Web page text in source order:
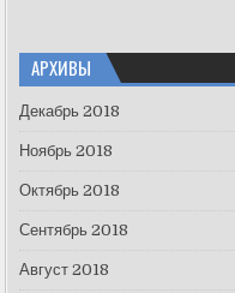
АРХИВЫ
Декабрь 2018
Ноябрь 2018
Октябрь 2018
Сентябрь 2018
Август 2018